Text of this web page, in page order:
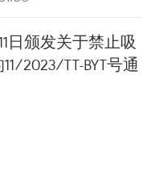
日颁发关于禁止吸
2023/TT-BYT号通